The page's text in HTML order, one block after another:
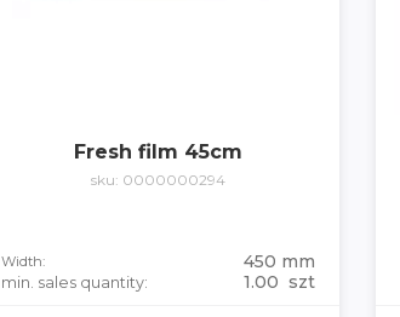
Fresh film 45cm
sku: 0000000294
Width: 450 mm
min. sales quantity: 1.00 szt